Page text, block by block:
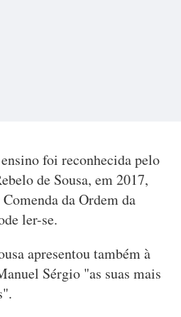
foi reconhecida pelo
de Sousa, em 2017,
da Ordem da
ler-se.
apresentou também à
Sérgio "as suas mais